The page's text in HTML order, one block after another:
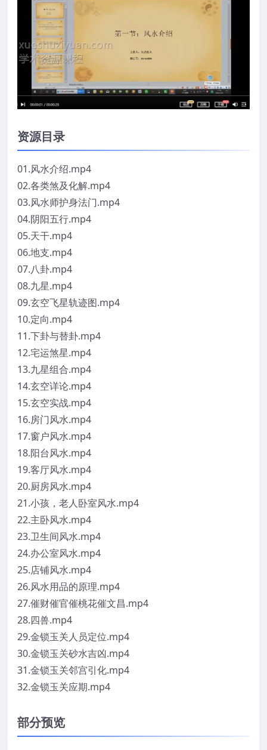
资源目录
01.风水介绍.mp4
02.各类煞及化解.mp4
03.风水师护身法门.mp4
04.阴阳五行.mp4
05.天干.mp4
06.地支.mp4
07.八卦.mp4
08.九星.mp4
09.玄空飞星轨迹图.mp4
10.定向.mp4
11.下卦与替卦.mp4
12.宅运煞星.mp4
13.九星组合.mp4
14.玄空详论.mp4
15.玄空实战.mp4
16.房门风水.mp4
17.窗户风水.mp4
18.阳台风水.mp4
19.客厅风水.mp4
20.厨房风水.mp4
21.小孩，老人卧室风水.mp4
22.主卧风水.mp4
23.卫生间风水.mp4
24.办公室风水.mp4
25.店铺风水.mp4
26.风水用品的原理.mp4
27.催财催官催桃花催文昌.mp4
28.四兽.mp4
29.金锁玉关人员定位.mp4
30.金锁玉关砂水吉凶.mp4
31.金锁玉关邻宫引化.mp4
32.金锁玉关应期.mp4
部分预览